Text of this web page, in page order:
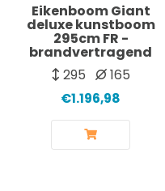
Eikenboom Giant
deluxe kunstboom
295cm FR -
brandvertragend
295
165
€1.196,98